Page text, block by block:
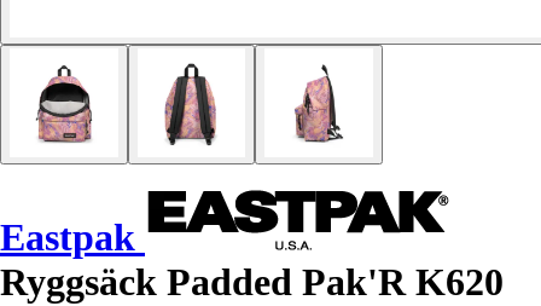
Eastpak
Ryggsäck Padded Pak'R K620